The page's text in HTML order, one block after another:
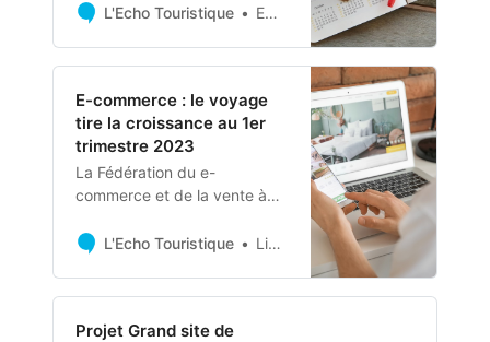
deux victimes collatérales du
L'Echo Touristique Emilie Vignon
E-commerce : le voyage
tire la croissance au 1er
trimestre 2023
La Fédération du e-
commerce et de la vente à
publier le bilan des ventes en
L'Echo Touristique Linda Lainé
Projet Grand site de